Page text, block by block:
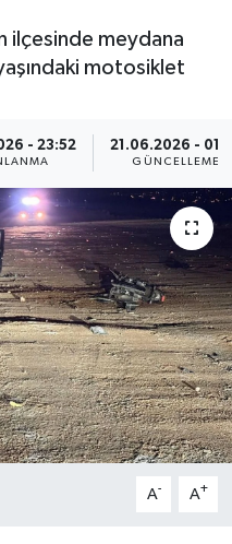
ilçesinde meydana
motosiklet
- 23:52 21.06.2026 -
GÜNCELLEME
A- A+